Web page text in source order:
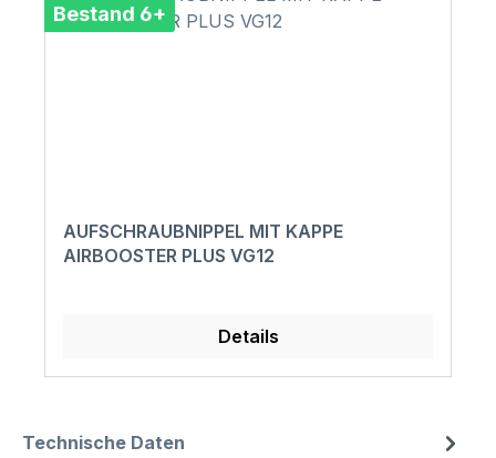
Bestand 6+
AUFSCHRAUBNIPPEL MIT KAPPE
AIRBOOSTER PLUS VG12
Details
Technische Daten